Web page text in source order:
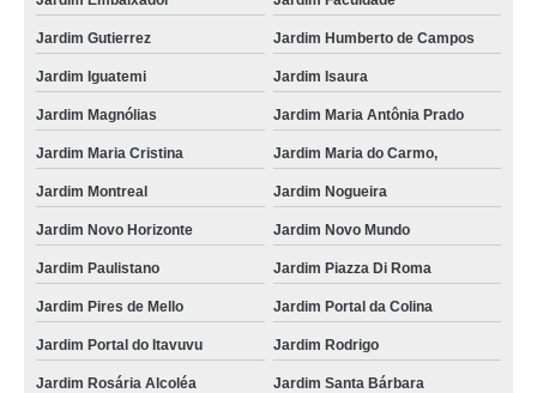
quanto custa amolar alicate delivery Condomínio alphaville
preço de amolar alicate na hora Votorantim
amolar alicate delivery preços Jardim Carandá
amolar alicate delivery Distrito Industrial
amolar alicate valores Jardim Portal da Colina
amolar alicate de corte preços Jardim América
preço de amolar alicate de corte Mairinque
quanto custa amolar alicate e facas Granja Olga
Jardim Gutierrez Jardim Humberto de Campos
Jardim Iguatemi Jardim Isaura
Jardim Magnólias Jardim Maria Antônia Prado
Jardim Maria Cristina Jardim Maria do Carmo,
Jardim Montreal Jardim Nogueira
Jardim Novo Horizonte Jardim Novo Mundo
Jardim Paulistano Jardim Piazza Di Roma
Jardim Pires de Mello Jardim Portal da Colina
Jardim Portal do Itavuvu Jardim Rodrigo
Jardim Rosária Alcoléa Jardim Santa Bárbara